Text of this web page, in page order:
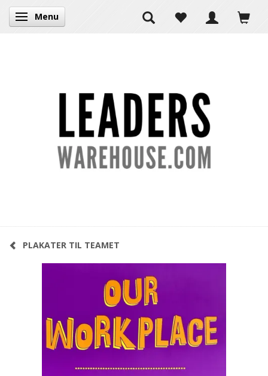
Skifte navigation
Menu
PLAKATER TIL TEAMET